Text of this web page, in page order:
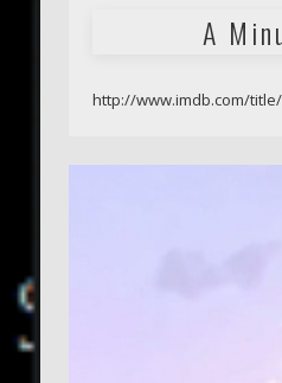
A
http://www.imdb.com/